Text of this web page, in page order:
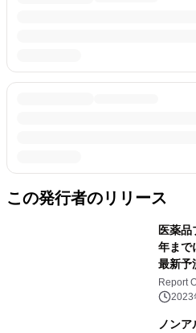
この発行者のリリース
医薬
年まで
最新予
Report
2023
ノン